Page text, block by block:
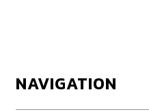
NAVIGATION